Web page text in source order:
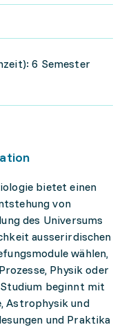
6 Semester
bietet einen
von
des Universums
ausserirdischen
wählen,
Physik oder
beginnt mit
Astrophysik und
und Praktika